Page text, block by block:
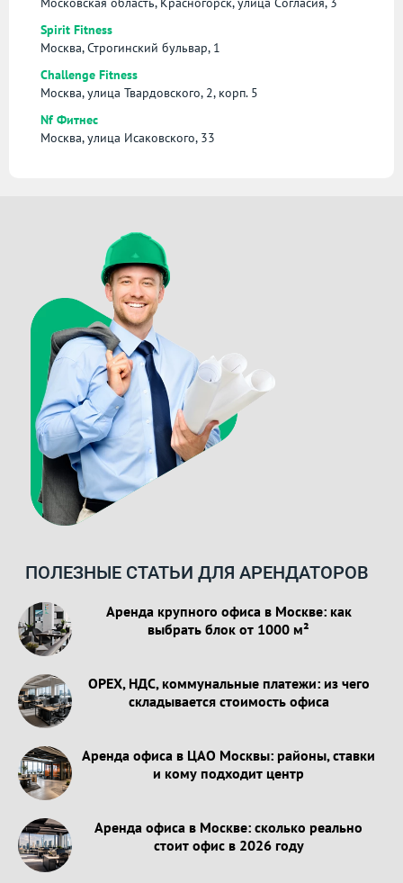
Spirit Fitness
Москва, Строгинский бульвар, 1
Challenge Fitness
Москва, улица Твардовского, 2, корп. 5
Nf Фитнес
Москва, улица Исаковского, 33
ПОЛЕЗНЫЕ СТАТЬИ ДЛЯ АРЕНДАТОРОВ
Аренда крупного офиса в Москве: как
выбрать блок от 1000 м²
OPEX, НДС, коммунальные платежи: из чего
складывается стоимость офиса
Аренда офиса в ЦАО Москвы: районы, ставки
и кому подходит центр
Аренда офиса в Москве: сколько реально
стоит офис в 2026 году